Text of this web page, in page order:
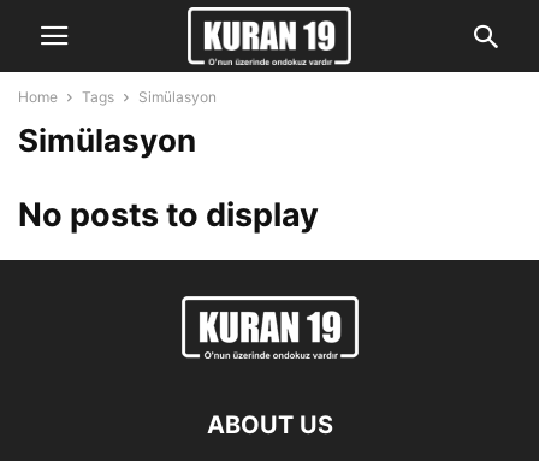
Home Tags Simülasyon
Simülasyon
No posts to display
ABOUT US